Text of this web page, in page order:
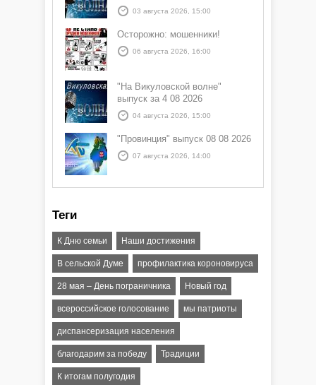
03 августа 2026, 15:00
Осторожно: мошенники!
06 августа 2026, 16:00
"На Викуловской волне"
выпуск за 4 08 2026
04 августа 2026, 15:00
"Провинция" выпуск 08 08 2026
07 августа 2026, 14:00
Теги
К Дню семьи Наши достижения
В сельской Думе профилактика короновируса
28 мая – День пограничника Новый год
всероссийское голосование мы патриоты
диспансеризация населения
благодарим за победу Традиции
К итогам полугодия